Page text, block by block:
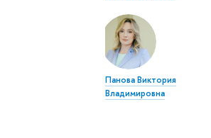
Панова Виктория
Владимировна